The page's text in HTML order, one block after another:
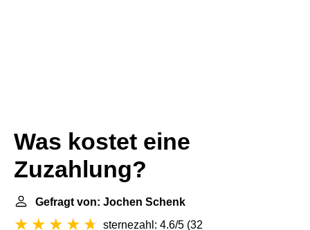
Was kostet eine
Zuzahlung?
Gefragt von: Jochen Schenk
sternezahl: 4.6/5 (32